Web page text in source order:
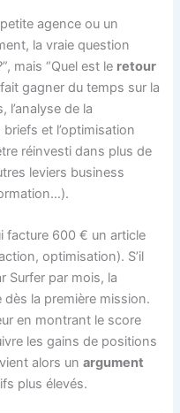
agence ou un
la vraie question
mais “Quel est le retour
gagner du temps sur la
de la
et l’optimisation
réinvesti dans plus de
leviers business
facture 600 € un article
optimisation). S’il
Surfer par mois, la
la première mission.
en montrant le score
les gains de positions
alors unargument
plus élevés.